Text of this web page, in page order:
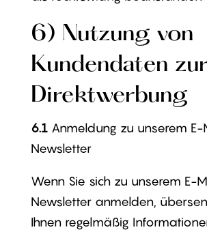
6) Nutzung von
Kundendaten
Direktwerbung
6.1Anmeldung zu unserem E-
Newsletter
Wenn Sie sich zu unserem E-
Newsletter anmelden,
Ihnen regelmäßig